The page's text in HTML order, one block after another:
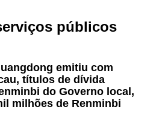
públicos
emitiu com
títulos de dívida
do Governo local,
milhões de Renminbi